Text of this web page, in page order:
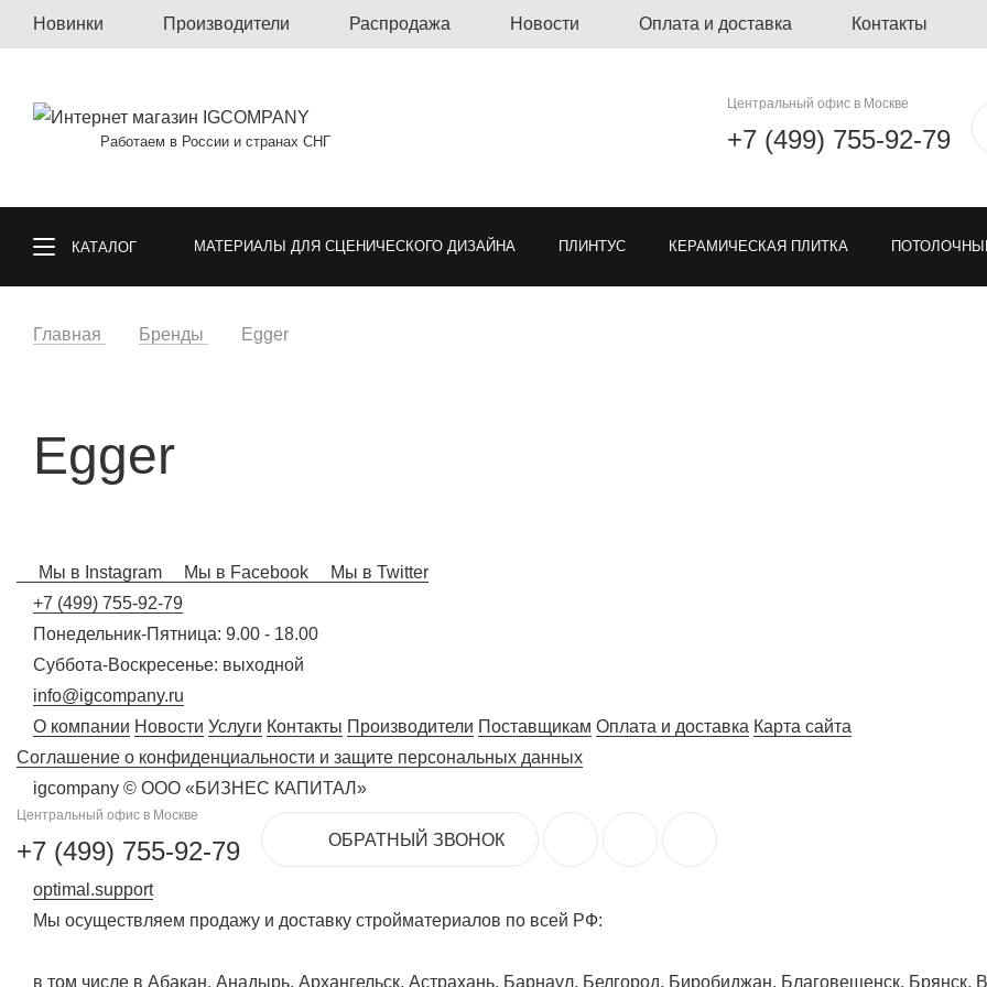
Новинки Производители Распродажа Новости Оплата и доставка Контакты
Работаем в России и странах СНГ
Центральный офис в Москве
+7 (499) 755-92-79
КАТАЛОГ МАТЕРИАЛЫ ДЛЯ СЦЕНИЧЕСКОГО ДИЗАЙНА ПЛИНТУС КЕРАМИЧЕСКАЯ ПЛИТКА
КОВРОЛИН, КОВРОВАЯ ПЛИТКА, КОВРЫ
Главная Бренды Egger
Egger
Мы в Instagram Мы в Facebook
Мы в Twitter
+7 (499) 755-92-79
Понедельник-Пятница: 9.00 - 18.00
Суббота-Воскресенье: выходной
info@igcompany.ru
О компании Новости Услуги Контакты Производители Поставщикам Оплата и доставка Карта сайта
Соглашение о конфиденциальности и защите персональных данных
igcompany © ООО «БИЗНЕС КАПИТАЛ»
Центральный офис в Москве
+7 (499) 755-92-79 ОБРАТНЫЙ ЗВОНОК
optimal.support
Мы осуществляем продажу и доставку стройматериалов по всей РФ:
в том числе в Абакан, Анадырь, Архангельск, Астрахань, Барнаул, Белгород, Биробиджан, Благовещенск, Брянск,